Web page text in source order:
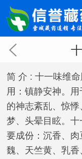
简 介 : 十一味维
用：镇静安神。
的神志紊乱、惊
梦、头晕目眩。
要成份：沉香、
魏、天竺黄、乳